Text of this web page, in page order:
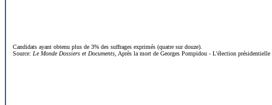
Candidats ayant obtenu plus de 3% des suffrages exprimés (quatre sur douze).
Source: Le Monde Dossiers et Documents , Après la mort de Georges Pompidou - L'élection présidentielle